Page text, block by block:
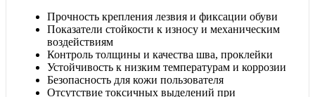
Прочность крепления лезвия и фиксации обуви
Показатели стойкости к износу и механическим
воздействиям
Контроль толщины и качества шва, проклейки
Устойчивость к низким температурам и коррозии
Безопасность для кожи пользователя
Отсутствие токсичных выделений при